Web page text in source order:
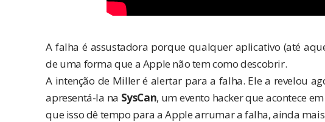
A falha é assustadora porque qualquer aplicativo (até
de uma forma que a Apple não tem como descobrir.
A intenção de Miller é alertar para a falha. Ele a revelou
apresentá-la na SysCan, um evento hacker que acontece
que isso dê tempo para a Apple arrumar a falha, ainda